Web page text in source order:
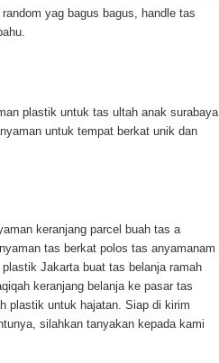
yag bagus bagus, handle tas
plastik untuk tas ultah anak surabaya
untuk tempat berkat unik dan
keranjang parcel buah tas a
tas berkat polos tas anyamanam
Jakarta buat tas belanja ramah
keranjang belanja ke pasar tas
plastik untuk hajatan. Siap di kirim
silahkan tanyakan kepada kami